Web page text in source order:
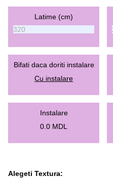
Latime (cm)
Bifati daca doriti instalare
Cu instalare
Instalare
0.0 MDL
Alegeti Textura: